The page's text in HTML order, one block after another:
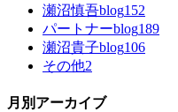
瀬沼慎吾blog152
パートナーblog189
瀬沼貴子blog106
その他2
月別アーカイブ